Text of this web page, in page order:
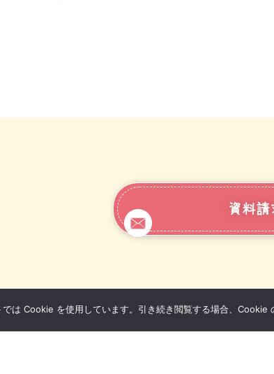
資料請
は Cookie を使用しています。引き続き閲覧する場合、Cookie